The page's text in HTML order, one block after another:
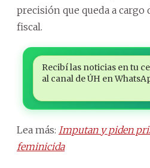
precisión que queda a cargo
fiscal.
Recibí las noticias en tu
al canal de ÚH en
Lea más: Imputan y piden
feminicida